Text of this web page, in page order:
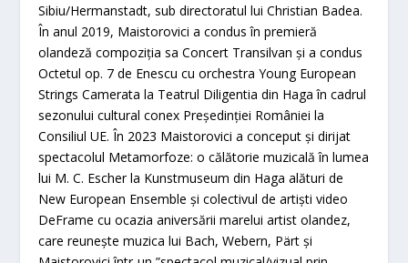
Sibiu/Hermanstadt, sub directoratul lui Christian Badea.
În anul 2019, Maistorovici a condus în premieră
olandeză compoziția sa Concert Transilvan și a condus
Octetul op. 7 de Enescu cu orchestra Young European
Strings Camerata la Teatrul Diligentia din Haga în cadrul
sezonului cultural conex Președinției României la
Consiliul UE. În 2023 Maistorovici a conceput și dirijat
spectacolul Metamorfoze: o călătorie muzicală în lumea
lui M. C. Escher la Kunstmuseum din Haga alături de
New European Ensemble și colectivul de artiști video
DeFrame cu ocazia aniversării marelui artist olandez,
care reunește muzica lui Bach, Webern, Pärt și